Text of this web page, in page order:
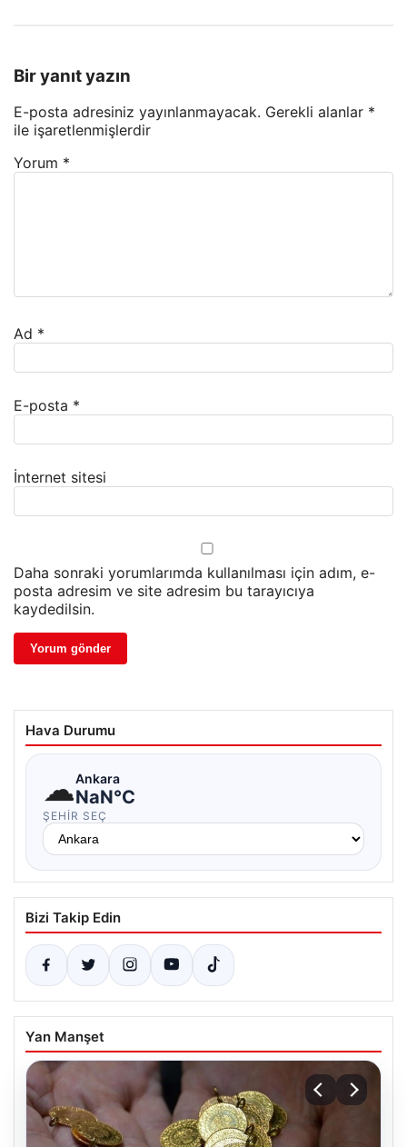
Bir yanıt yazın
E-posta adresiniz yayınlanmayacak. Gerekli alanlar *
ile işaretlenmişlerdir
Yorum *
Ad *
E-posta *
İnternet sitesi
Daha sonraki yorumlarımda kullanılması için adım, e-
posta adresim ve site adresim bu tarayıcıya
kaydedilsin.
Hava Durumu
☁Ankara
NaN°C
ŞEHIR SEÇ
Bizi Takip Edin
Yan Manşet